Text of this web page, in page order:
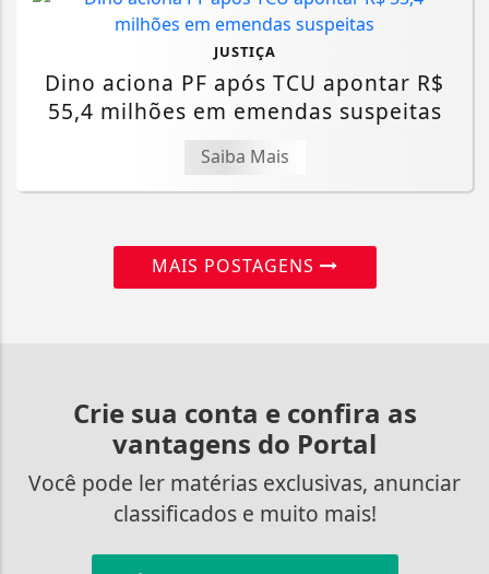
JUSTIÇA
Dino aciona PF após TCU apontar R$
55,4 milhões em emendas suspeitas
Saiba Mais
MAIS POSTAGENS
Crie sua conta e confira as
vantagens do Portal
Você pode ler matérias exclusivas, anunciar
classificados e muito mais!